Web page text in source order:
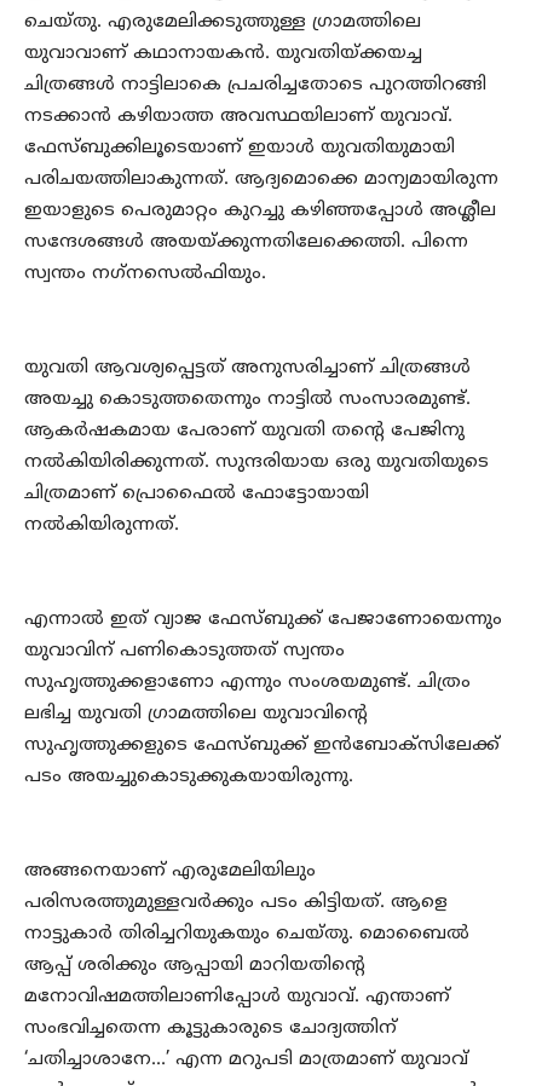
ചെയ്തു. എരുമേലിക്കടുത്തുള്ള ഗ്രാമത്തിലെ
യുവാവാണ് കഥാനായകന്‍. യുവതിയ്ക്കയച്ച
ചിത്രങ്ങള്‍ നാട്ടിലാകെ പ്രചരിച്ചതോടെ പുറത്തിറങ്ങി
നടക്കാന്‍ കഴിയാത്ത അവസ്ഥയിലാണ് യുവാവ്.
ഫേസ്ബുക്കിലൂടെയാണ് ഇയാള്‍ യുവതിയുമായി
പരിചയത്തിലാകുന്നത്. ആദ്യമൊക്കെ മാന്യമായിരുന്ന
ഇയാളുടെ പെരുമാറ്റം കുറച്ചു കഴിഞ്ഞപ്പോള്‍ അശ്ലീല
സന്ദേശങ്ങള്‍ അയയ്ക്കുന്നതിലേക്കെത്തി. പിന്നെ
സ്വന്തം നഗ്‌നസെല്‍ഫിയും.
യുവതി ആവശ്യപ്പെട്ടത് അനുസരിച്ചാണ് ചിത്രങ്ങള്‍
അയച്ചു കൊടുത്തതെന്നും നാട്ടില്‍ സംസാരമുണ്ട്.
ആകര്‍ഷകമായ പേരാണ് യുവതി തന്റെ പേജിനു
നല്‍കിയിരിക്കുന്നത്. സുന്ദരിയായ ഒരു യുവതിയുടെ
ചിത്രമാണ് പ്രൊഫൈല്‍ ഫോട്ടോയായി
നല്‍കിയിരുന്നത്.
എന്നാല്‍ ഇത് വ്യാജ ഫേസ്ബുക്ക് പേജാണോയെന്നും
യുവാവിന് പണികൊടുത്തത് സ്വന്തം
സുഹൃത്തുക്കളാണോ എന്നും സംശയമുണ്ട്. ചിത്രം
ലഭിച്ച യുവതി ഗ്രാമത്തിലെ യുവാവിന്റെ
സുഹൃത്തുക്കളുടെ ഫേസ്ബുക്ക് ഇന്‍ബോക്‌സിലേക്ക്
പടം അയച്ചുകൊടുക്കുകയായിരുന്നു.
അങ്ങനെയാണ് എരുമേലിയിലും
പരിസരത്തുമുള്ളവര്‍ക്കും പടം കിട്ടിയത്. ആളെ
നാട്ടുകാര്‍ തിരിച്ചറിയുകയും ചെയ്തു. മൊബൈല്‍
ആപ്പ് ശരിക്കും ആപ്പായി മാറിയതിന്റെ
മനോവിഷമത്തിലാണിപ്പോള്‍ യുവാവ്. എന്താണ്
സംഭവിച്ചതെന്ന കൂട്ടുകാരുടെ ചോദ്യത്തിന്
‘ചതിച്ചാശാനേ…’ എന്ന മറുപടി മാത്രമാണ് യുവാവ്